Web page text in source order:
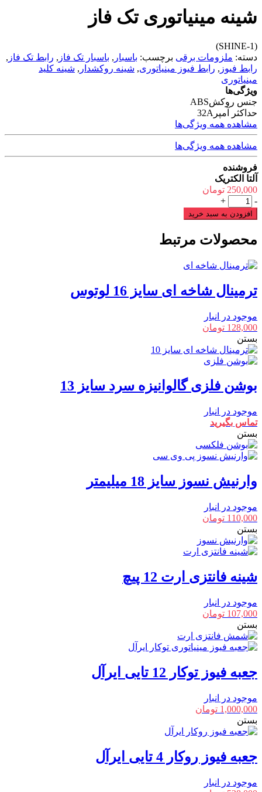
شینه مینیاتوری تک فاز
(SHINE-1)
دسته: ملزومات برقی برچسب: باسبار , باسبار تک فاز , رابط تک فاز ,
رابط فیوز , رابط فیوز مینیاتوری, شینه روکشدار , شینه کلید
مینیاتوری
ویژگی‌ها
جنس روکشABS
حداکثر آمپر 32A
مشاهده همه ویژگی‌ها
مشاهده همه ویژگی‌ها
فروشنده
آلتا الکتریک
250,000 تومان
شینه
مینیاتوری
تک
عدد
-
+
افزودن به سبد خرید
محصولات مرتبط
ترمینال شاخه ای سایز 16 لوتوس
موجود در انبار
128,000 تومان
بستن
بوشن فلزی گالوانیزه سرد سایز 13
موجود در انبار
تماس بگیرید
بستن
وارنیش نسوز سایز 18 میلیمتر
موجود در انبار
110,000 تومان
بستن
شینه فانتزی ارت 12 پیچ
موجود در انبار
107,000 تومان
بستن
جعبه فیوز توکار 12 تایی ایرآل
موجود در انبار
1,000,000 تومان
بستن
جعبه فیوز روکار 4 تایی ایرآل
موجود در انبار